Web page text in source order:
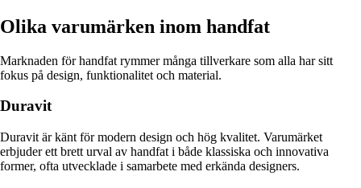
Olika varumärken inom handfat
Marknaden för handfat rymmer många tillverkare som alla har sitt
fokus på design, funktionalitet och material.
Duravit
Duravit är känt för modern design och hög kvalitet. Varumärket
erbjuder ett brett urval av handfat i både klassiska och innovativa
former, ofta utvecklade i samarbete med erkända designers.